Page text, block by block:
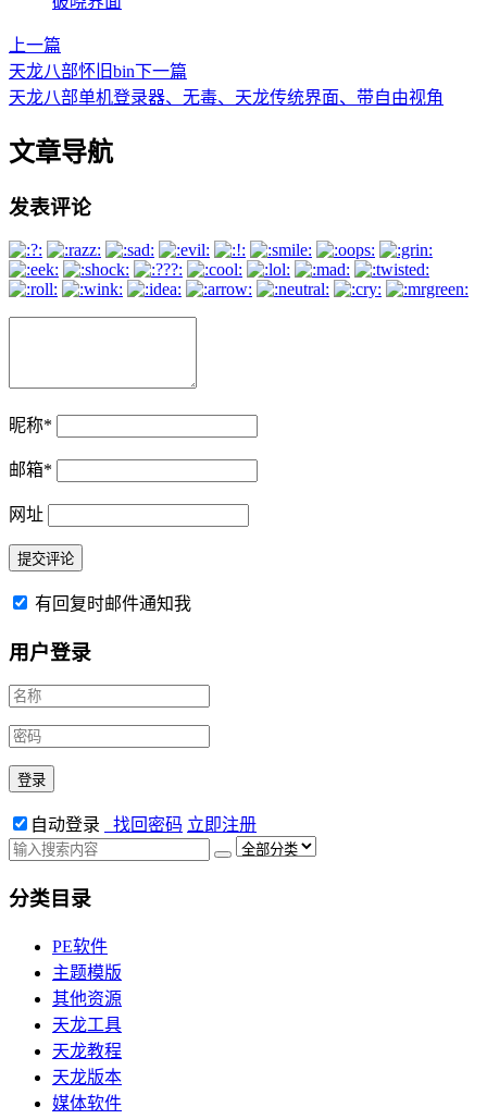
上一篇
天龙八部怀旧bin下一篇
天龙八部单机登录器、无毒、天龙传统界面、带自由视角
文章导航
发表评论
昵称*
邮箱*
网址
有回复时邮件通知我
用户登录
自动登录 找回密码 立即注册
分类目录
PE软件
主题模版
其他资源
天龙工具
天龙教程
天龙版本
媒体软件